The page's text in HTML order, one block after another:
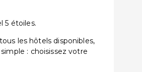
5 étoiles.
les hôtels disponibles,
: choisissez votre